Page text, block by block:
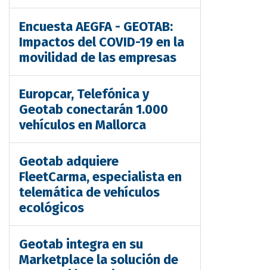
Encuesta AEGFA - GEOTAB:
Impactos del COVID-19 en la
movilidad de las empresas
Europcar, Telefónica y
Geotab conectarán 1.000
vehículos en Mallorca
Geotab adquiere
FleetCarma, especialista en
telemática de vehículos
ecológicos
Geotab integra en su
Marketplace la solución de